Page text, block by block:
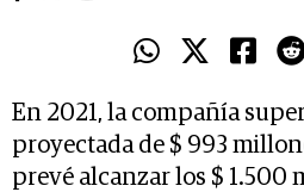
En 2021, la compañía
proyectada de $ 993
prevé alcanzar los $ 1.500